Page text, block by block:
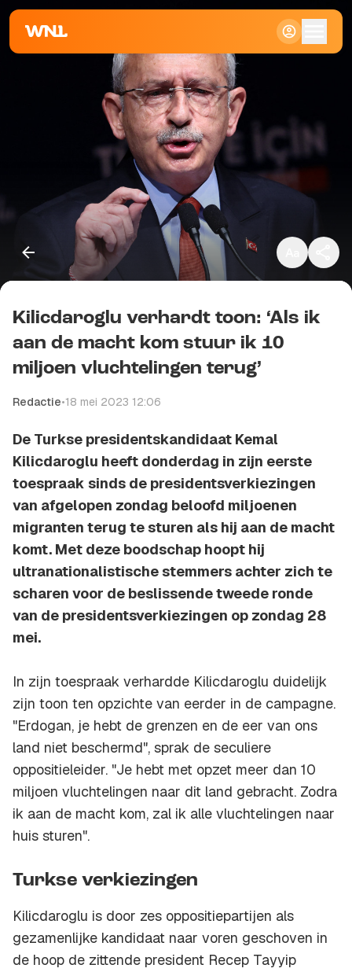
Groot
Kopieer link
Kilicdaroglu verhardt toon: ‘Als ik
aan de macht kom stuur ik 10
miljoen vluchtelingen terug’
Redactie•18 mei 2023 12:06
De Turkse presidentskandidaat Kemal
Kilicdaroglu heeft donderdag in zijn eerste
toespraak sinds de presidentsverkiezingen
van afgelopen zondag beloofd miljoenen
migranten terug te sturen als hij aan de macht
komt. Met deze boodschap hoopt hij
ultranationalistische stemmers achter zich te
scharen voor de beslissende tweede ronde
van de presidentsverkiezingen op zondag 28
mei.
In zijn toespraak verhardde Kilicdaroglu duidelijk
zijn toon ten opzichte van eerder in de campagne.
"Erdogan, je hebt de grenzen en de eer van ons
land niet beschermd", sprak de seculiere
oppositieleider. "Je hebt met opzet meer dan 10
miljoen vluchtelingen naar dit land gebracht. Zodra
ik aan de macht kom, zal ik alle vluchtelingen naar
huis sturen".
Turkse verkiezingen
Kilicdaroglu is door zes oppositiepartijen als
gezamenlijke kandidaat naar voren geschoven in
de hoop de zittende president Recep Tayyip